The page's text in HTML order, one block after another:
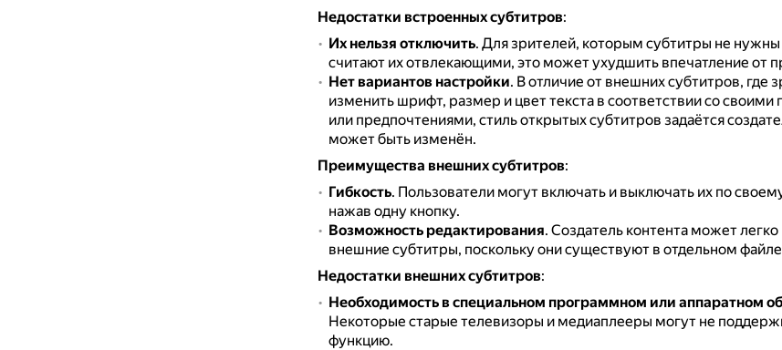
Недостатки встроенных субтитров:
Их нельзя отключить. Для зрителей, которым субтитры не
считают их отвлекающими, это может ухудшить впечатление от
Нет вариантов настройки. В отличие от внешних субтитров, где
изменить шрифт, размер и цвет текста в соответствии со своими
или предпочтениями, стиль открытых субтитров задаётся
может быть изменён.
Преимущества внешних субтитров:
Гибкость. Пользователи могут включать и выключать их по
нажав одну кнопку.
Возможность редактирования. Создатель контента может
внешние субтитры, поскольку они существуют в отдельном
Недостатки внешних субтитров:
Необходимость в специальном программном или аппаратном
Некоторые старые телевизоры и медиаплееры могут не
функцию.